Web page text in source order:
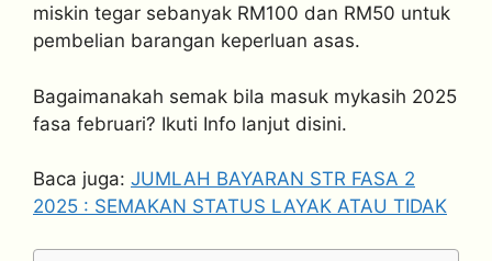
miskin tegar sebanyak RM100 dan RM50 untuk
pembelian barangan keperluan asas.
Bagaimanakah semak bila masuk mykasih 2025
fasa februari? Ikuti Info lanjut disini.
Baca juga: JUMLAH BAYARAN STR FASA 2
2025 : SEMAKAN STATUS LAYAK ATAU TIDAK